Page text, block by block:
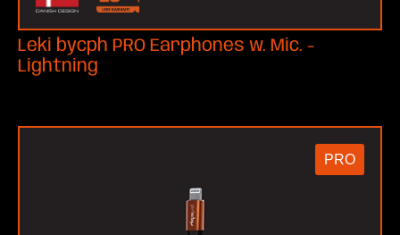
Leki bycph PRO Earphones w. Mic. -
Lightning
PRO